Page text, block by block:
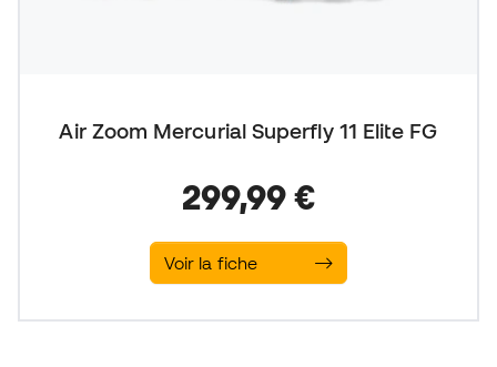
Air Zoom Mercurial Superfly 11 Elite FG
299,99 €
Voir la fiche